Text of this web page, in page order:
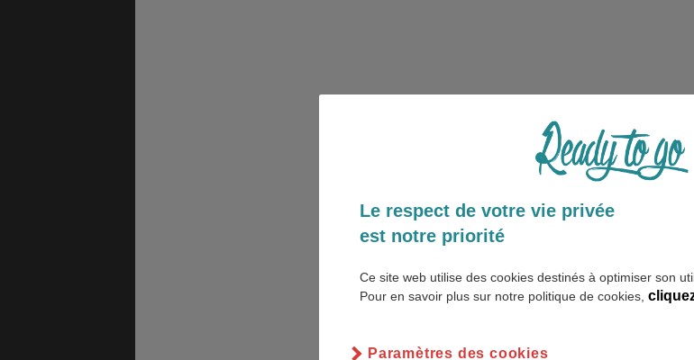
Le respect de votre vie privée
est notre priorité
Ce site web utilise des cookies destinés à optimiser son
Pour en savoir plus sur notre politique de cookies,
Paramètres des cookies